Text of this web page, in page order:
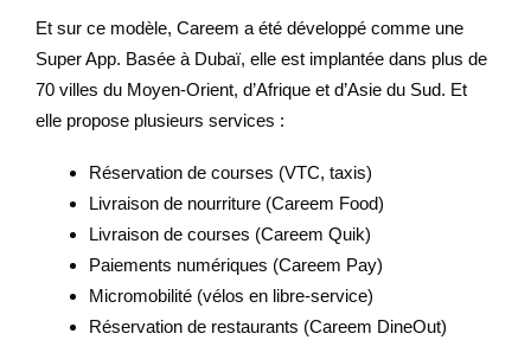
Et sur ce modèle, Careem a été développé comme une
Super App. Basée à Dubaï, elle est implantée dans plus de
70 villes du Moyen-Orient, d’Afrique et d’Asie du Sud. Et
elle propose plusieurs services :
Réservation de courses (VTC, taxis)
Livraison de nourriture (Careem Food)
Livraison de courses (Careem Quik)
Paiements numériques (Careem Pay)
Micromobilité (vélos en libre-service)
Réservation de restaurants (Careem DineOut)